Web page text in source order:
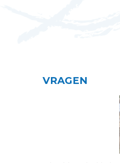
VRAGEN